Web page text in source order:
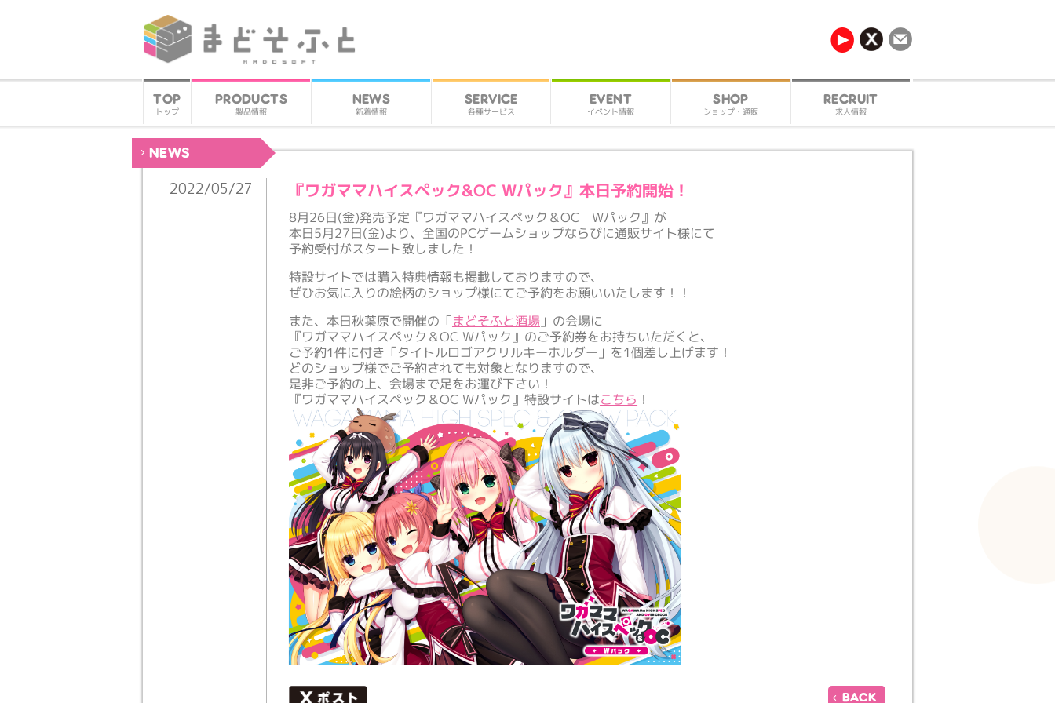
TOP
トップ
PRODUCTS
製品情報
NEWS
新着情報
SERVICE
各種サービス
EVENT
イベント情報
SHOP
ショップ・通販
RECRUIT
求人情報
NEWS
2022/05/27 『ワガママハイスペック&OC Wパック』本日予約開始！
8月26日(金)発売予定『ワガママハイスペック＆OC Wパック』が
本日5月27日(金)より、全国のPCゲームショップならびに通販サイト様にて
予約受付がスタート致しました！
特設サイトでは購入特典情報も掲載しておりますので、
ぜひお気に入りの絵柄のショップ様にてご予約をお願いいたします！！
また、本日秋葉原で開催の「まどそふと酒場 」の会場に
『ワガママハイスペック＆OC Wパック』のご予約券をお持ちいただくと、
ご予約1件に付き「タイトルロゴアクリルキーホルダー」を1個差し上げます！
どのショップ様でご予約されても対象となりますので、
是非ご予約の上、会場まで足をお運び下さい！
『ワガママハイスペック＆OC Wパック』特設サイトはこちら ！
BACK